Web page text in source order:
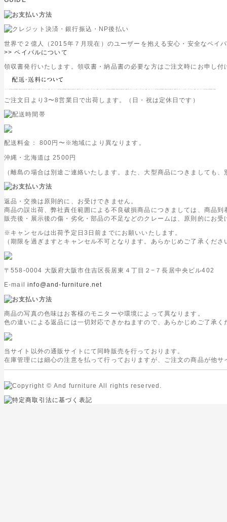
世界で２億人（2015年７月現在）のユーザーを抱える安心・安全なペイ
>> ペイパルについて
領収書発行いたします。領収書・納品書の必要な方はご注文時にお申し
ご注文日より3〜8営業日で出荷します。（日・祝は定休日です）
配送料金： 800円 〜※地域により異なります。
沖縄・北海道は 2500円
（離島の場合は別途ご連絡いたします。また、大型商品につきましても
返品・交換は原則的に、お受けできません。
商品の誤出荷、弊社責任範囲による不良破損商品につきましては、商品
販売後・展示後の傷・劣化・部品の不足などのクレームは、原則的にお受
※キャンセルは出荷予定日3日前までにお願いいたします。
（期限を過ぎますとキャンセル不可となります。あらかじめご了承くださ
〒558-0004 大阪府大阪市住吉区長居東４丁目２−７長居中央ビル402
E-mailinfo@and-furniture.net
商品の写真の色味はお客様のモニターや環境によって異なります。
色の違いによる返品には一切対応できかねますので、あらかじめご了承く
当サイト以外の通販サイトにて同時販売を行っております。
在庫管理には細心の注意を払って行っておりますが、ご注文の商品が他